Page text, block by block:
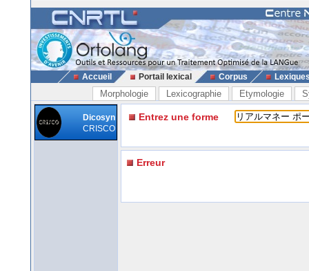
Accueil Portail lexical Corpus
Morphologie Lexicographie Etymologie
Dicosyn
CRISCO
Entrez une forme
Erreur